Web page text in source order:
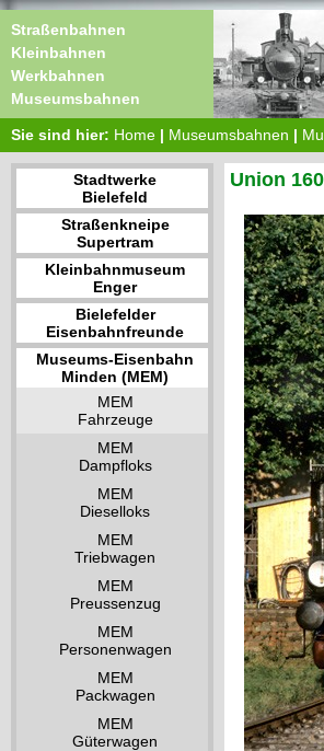
Straßenbahnen
Kleinbahnen
Werkbahnen
Museumsbahnen
Sie sind hier: Home | Museumsbahnen |
Stadtwerke
Bielefeld
Straßenkneipe
Supertram
Kleinbahnmuseum
Enger
Bielefelder
Eisenbahnfreunde
Museums-Eisenbahn
Minden (MEM)
MEM
Fahrzeuge
MEM
Dampfloks
MEM
Dieselloks
MEM
Triebwagen
MEM
Preussenzug
MEM
Personenwagen
MEM
Packwagen
MEM
Güterwagen
Union